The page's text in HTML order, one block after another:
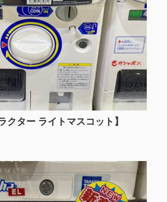
クター ライトマスコット】